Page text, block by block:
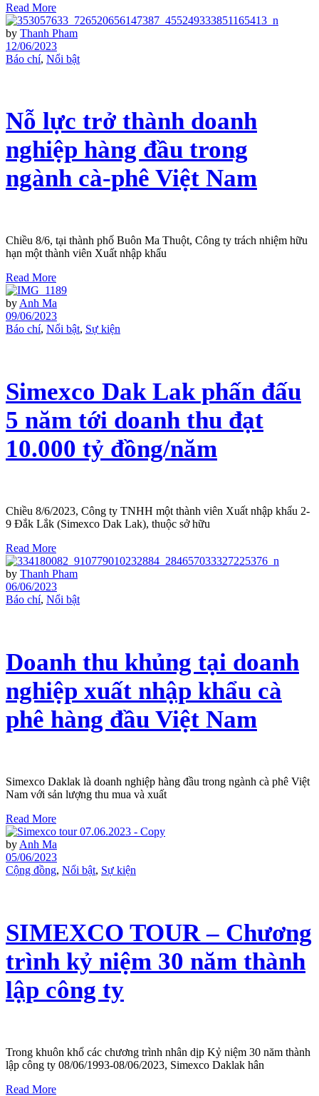
Read More
by Thanh Pham
12/06/2023
Báo chí, Nổi bật
Nỗ lực trở thành doanh
nghiệp hàng đầu trong
ngành cà-phê Việt Nam
Chiều 8/6, tại thành phố Buôn Ma Thuột, Công ty trách nhiệm hữu
hạn một thành viên Xuất nhập khẩu
Read More
by Anh Ma
09/06/2023
Báo chí, Nổi bật, Sự kiện
Simexco Dak Lak phấn đấu
5 năm tới doanh thu đạt
10.000 tỷ đồng/năm
Chiều 8/6/2023, Công ty TNHH một thành viên Xuất nhập khẩu 2-
9 Đắk Lắk (Simexco Dak Lak), thuộc sở hữu
Read More
by Thanh Pham
06/06/2023
Báo chí, Nổi bật
Doanh thu khủng tại doanh
nghiệp xuất nhập khẩu cà
phê hàng đầu Việt Nam
Simexco Daklak là doanh nghiệp hàng đầu trong ngành cà phê Việt
Nam với sản lượng thu mua và xuất
Read More
by Anh Ma
05/06/2023
Cộng đồng, Nổi bật, Sự kiện
SIMEXCO TOUR – Chương
trình kỷ niệm 30 năm thành
lập công ty
Trong khuôn khổ các chương trình nhân dịp Kỷ niệm 30 năm thành
lập công ty 08/06/1993-08/06/2023, Simexco Daklak hân
Read More